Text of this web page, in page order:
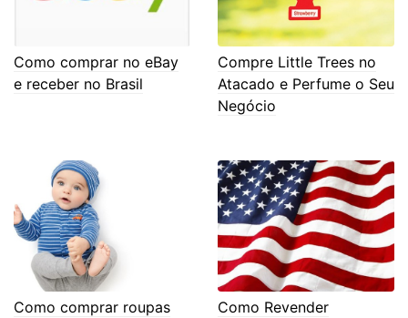
Como comprar no eBay
e receber no Brasil
Compre Little Trees no
Atacado e Perfume o Seu
Negócio
Como comprar roupas
Como Revender